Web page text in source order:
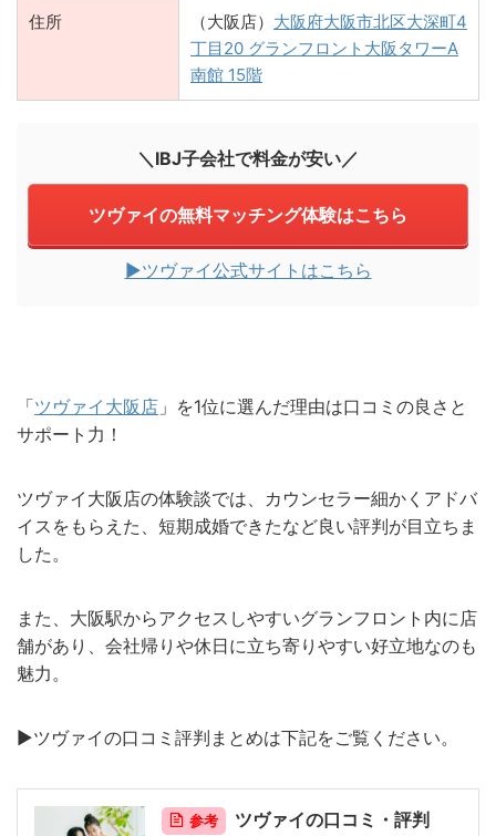
住所 （大阪店） 大阪府大阪市北区大深町4
丁目20 グランフロント大阪タワーA
南館 15階
＼IBJ子会社で料金が安い／
ツヴァイの無料マッチング体験はこちら
▶︎ツヴァイ公式サイトはこちら
「ツヴァイ大阪店 」を1位に選んだ理由は口コミの良さと
サポート力！
ツヴァイ大阪店の体験談では、カウンセラー細かくアドバ
イスをもらえた、短期成婚できたなど良い評判が目立ちま
した。
また、大阪駅からアクセスしやすいグランフロント内に店
舗があり、会社帰りや休日に立ち寄りやすい好立地なのも
魅力。
▶︎ツヴァイの口コミ評判まとめは下記をご覧ください。
参考
ツヴァイの口コミ・評判